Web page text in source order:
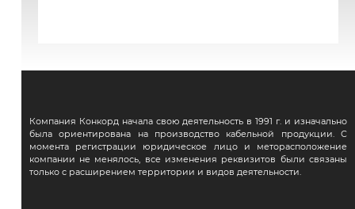
Компания Конкорд начала свою деятельность в 1991 г. и изначально
была ориентирована на производство кабельной продукции. С
момента регистрации юридическое лицо и меторасположение
компании не менялось, все изменения реквизитов были связаны
только с расширением территории и видов деятельности.